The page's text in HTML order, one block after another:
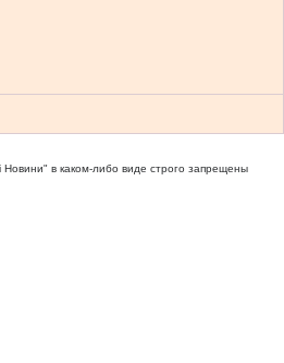
Новини" в каком-либо виде строго запрещены